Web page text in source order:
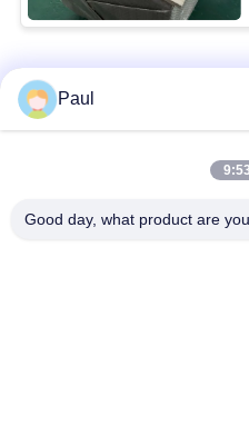
Λαϊκή
Paul
Good day, what product are